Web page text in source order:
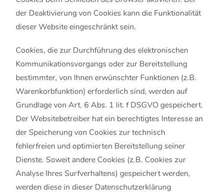
der Deaktivierung von Cookies kann die Funktionalität
dieser Website eingeschränkt sein.
Cookies, die zur Durchführung des elektronischen
Kommunikationsvorgangs oder zur Bereitstellung
bestimmter, von Ihnen erwünschter Funktionen (z.B.
Warenkorbfunktion) erforderlich sind, werden auf
Grundlage von Art. 6 Abs. 1 lit. f DSGVO gespeichert.
Der Websitebetreiber hat ein berechtigtes Interesse an
der Speicherung von Cookies zur technisch
fehlerfreien und optimierten Bereitstellung seiner
Dienste. Soweit andere Cookies (z.B. Cookies zur
Analyse Ihres Surfverhaltens) gespeichert werden,
werden diese in dieser Datenschutzerklärung